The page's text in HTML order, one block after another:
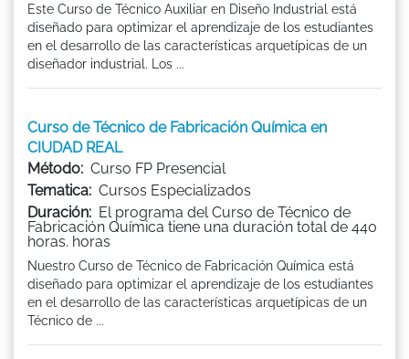
Este Curso de Técnico Auxiliar en Diseño Industrial está
diseñado para optimizar el aprendizaje de los estudiantes
en el desarrollo de las características arquetípicas de un
diseñador industrial. Los ...
Curso de Técnico de Fabricación Química en
CIUDAD REAL
Método: Curso FP Presencial
Tematica: Cursos Especializados
Duración: El programa del Curso de Técnico de
Fabricación Química tiene una duración total de 440
horas. horas
Nuestro Curso de Técnico de Fabricación Química está
diseñado para optimizar el aprendizaje de los estudiantes
en el desarrollo de las características arquetípicas de un
Técnico de ...